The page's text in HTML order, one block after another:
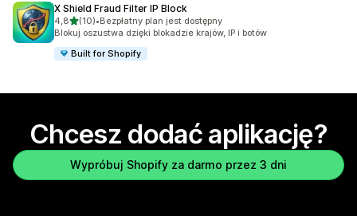
X Shield Fraud Filter IP Block
4,8na 5 gwiazdek
(10)
Łączna liczba recenzji: 10
•Bezpłatny plan jest dostępny
Blokuj oszustwa dzięki blokadzie krajów, IP i botów
Built for Shopify
Chcesz dodać aplikację?
Wypróbuj Shopify za darmo przez 3 dni